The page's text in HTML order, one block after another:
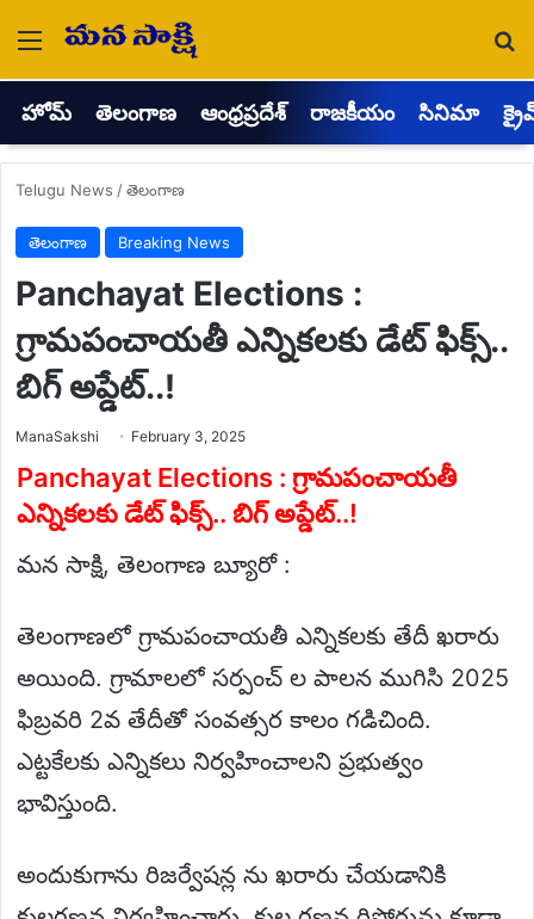
Menu
హోమ్ తెలంగాణ ఆంధ్రప్రదేశ్ రాజకీయం సినిమా
Telugu News /తెలంగాణ
తెలంగాణ Breaking News
Panchayat Elections :
గ్రామపంచాయతీ ఎన్నికలకు డేట్ ఫిక్స్..
బిగ్ అప్డేట్..!
ManaSakshi Send
email
February 3, 2025
Panchayat Elections : గ్రామపంచాయతీ
ఎన్నికలకు డేట్ ఫిక్స్.. బిగ్ అప్డేట్..!
మన సాక్షి, తెలంగాణ బ్యూరో :
తెలంగాణలో గ్రామపంచాయతీ ఎన్నికలకు తేదీ ఖరారు
అయింది. గ్రామాలలో సర్పంచ్ ల పాలన ముగిసి 2025
ఫిబ్రవరి 2వ తేదీతో సంవత్సర కాలం గడిచింది.
ఎట్టకేలకు ఎన్నికలు నిర్వహించాలని ప్రభుత్వం
భావిస్తుంది.
అందుకుగాను రిజర్వేషన్ల ను ఖరారు చేయడానికి